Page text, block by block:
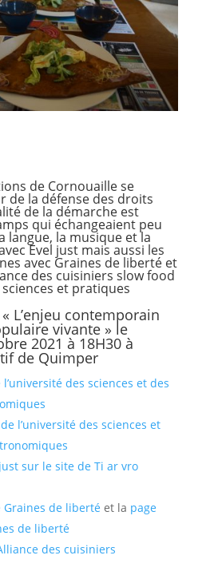
de Cornouaille se
de la défense des droits
de la démarche est
qui échangeaient peu
langue, la musique et la
Evel just mais aussi les
avec Graines de liberté et
des cuisiniers slow food
et pratiques
L’enjeu contemporain
vivante » le
2021 à 18H30 à
de Quimper
des sciences et des
l’université des sciences et
sur le site de Ti ar vro
de liberté et la page
de liberté
des cuisiniers